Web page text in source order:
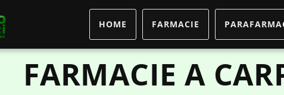
HOME FARMACIE
FARMACIE A